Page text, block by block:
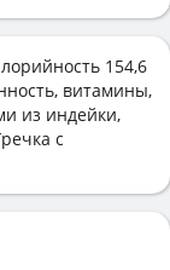
154,6
витамины,
из индейки,
с